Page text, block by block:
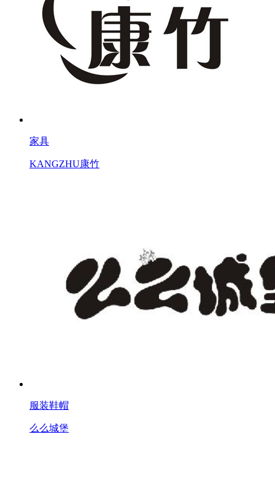
家具
KANGZHU康竹
服装鞋帽
么么城堡